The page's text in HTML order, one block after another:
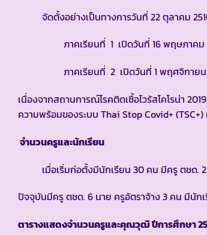
จัดตั้งอย่างเป็นทางการวันที่ 22 ตุลาคม
ภาคเรียนที่ 1 เปิดวันที่ 16 พฤษภาคม
ภาคเรียนที่ 2 เปิดวันที่ 1 พฤศจิกายน
เนื่องจากสถานการณ์โรคติดเชื้อไวรัสโคโรน่า
ความพร้อมของระบบ Thai Stop Covid+
จำนวนครูและนักเรียน
เมื่อเริ่มก่อตั้งมีนักเรียน 30 คน มีครู ตชด. 2
ปัจจุบันมีครู ตชด. 6 นาย ครูอัตราจ้าง 3 คน มีนั
ตารางแสดงจำนวนครูและคุณวุฒิ ปีการศึกษา